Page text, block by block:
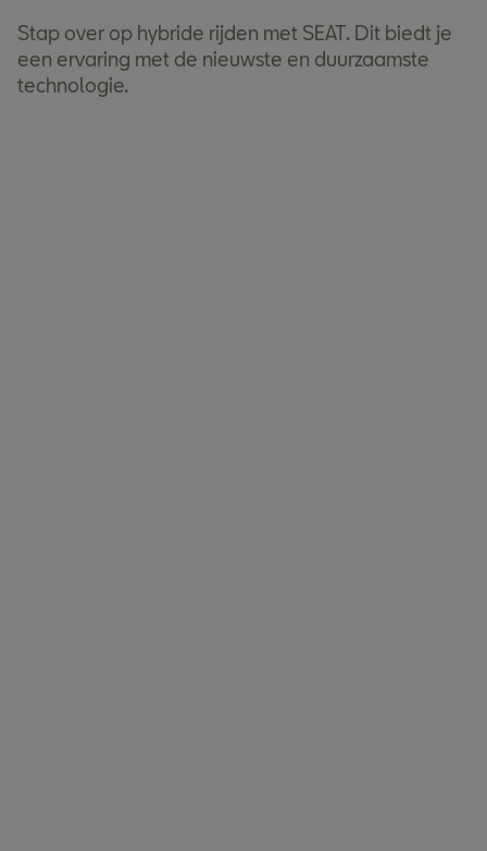
Stap over op hybride rijden met SEAT. Dit biedt je
een ervaring met de nieuwste en duurzaamste
technologie.